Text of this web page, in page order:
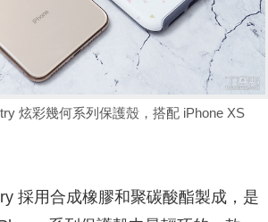
炫彩幾何系列保護殼，搭配 iPhone XS
採用合成橡膠和聚碳酸酯製成，是